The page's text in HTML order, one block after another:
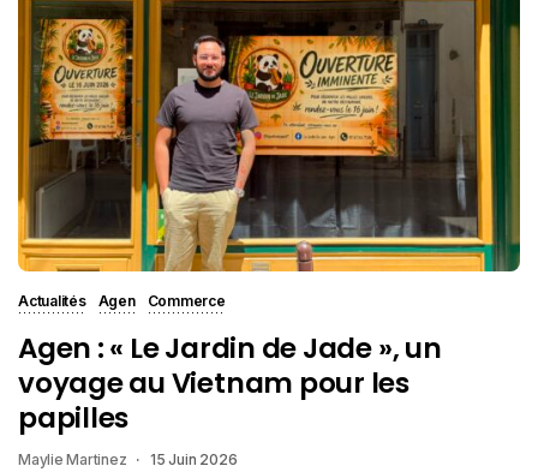
Actualités Agen Commerce
Agen : « Le Jardin de Jade », un
voyage au Vietnam pour les
papilles
Maylie Martinez 15 Juin 2026